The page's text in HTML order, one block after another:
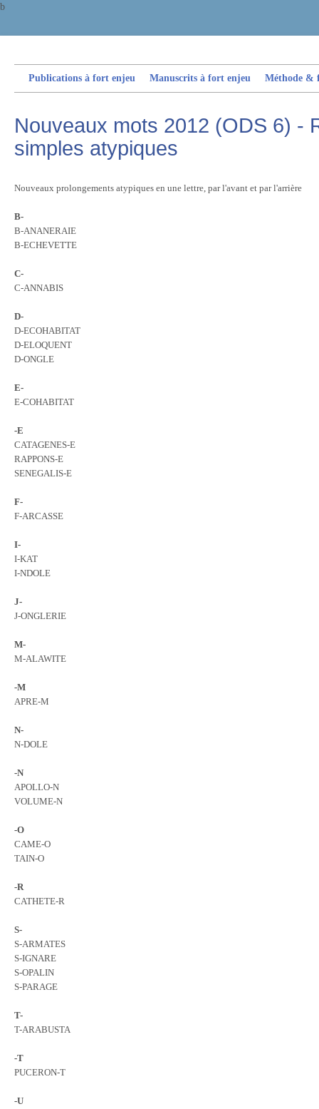
b
Publications à fort enjeu Manuscrits à fort enjeu Méthode &
Nouveaux mots 2012 (ODS 6) -
simples atypiques
Nouveaux prolongements atypiques en une lettre, par l'avant et par l'arrière
B-
B-ANANERAIE
B-ECHEVETTE
C-
C-ANNABIS
D-
D-ECOHABITAT
D-ELOQUENT
D-ONGLE
E-
E-COHABITAT
-E
CATAGENES-E
RAPPONS-E
SENEGALIS-E
F-
F-ARCASSE
I-
I-KAT
I-NDOLE
J-
J-ONGLERIE
M-
M-ALAWITE
-M
APRE-M
N-
N-DOLE
-N
APOLLO-N
VOLUME-N
-O
CAME-O
TAIN-O
-R
CATHETE-R
S-
S-ARMATES
S-IGNARE
S-OPALIN
S-PARAGE
T-
T-ARABUSTA
-T
PUCERON-T
-U